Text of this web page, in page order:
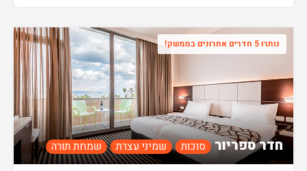
נותרו 5 חדרים אחרונים בממשק!
חדר ספריור סוכות שמיני עצרת שמחת תורה